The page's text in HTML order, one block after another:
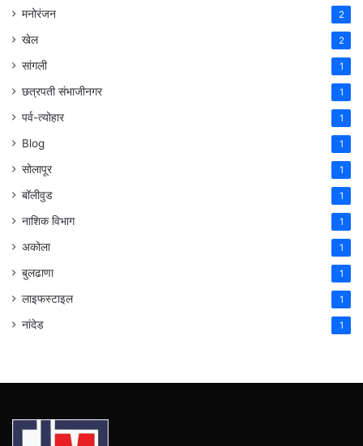
मनोरंजन 2
खेल 2
सांगली 1
छत्रपती संभाजीनगर 1
पर्व-त्योहार 1
Blog 1
सोलापूर 1
बॉलीवुड 1
नाशिक विभाग 1
अकोला 1
बुलढाणा 1
लाइफस्टाइल 1
नांदेड 1